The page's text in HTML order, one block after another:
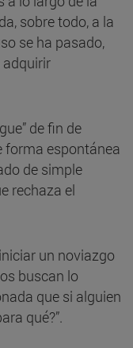
sobre todo, a la
se ha pasado,
adquirir
de fin de
forma espontánea
de simple
rechaza el
un noviazgo
buscan lo
que si alguien
qué?”.